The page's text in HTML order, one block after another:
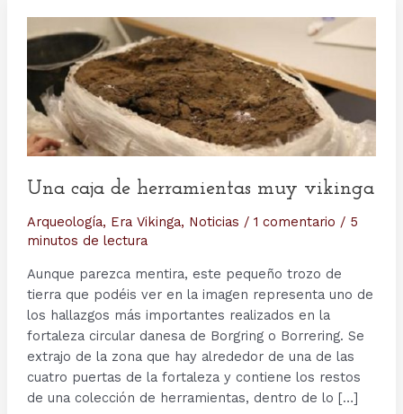
Una caja de herramientas muy vikinga
Arqueología, Era Vikinga, Noticias / 1 comentario / 5
minutos de lectura
Aunque parezca mentira, este pequeño trozo de
tierra que podéis ver en la imagen representa uno de
los hallazgos más importantes realizados en la
fortaleza circular danesa de Borgring o Borrering. Se
extrajo de la zona que hay alrededor de una de las
cuatro puertas de la fortaleza y contiene los restos
de una colección de herramientas, dentro de lo […]